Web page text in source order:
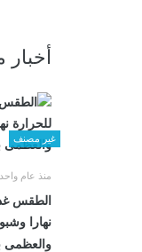
أخبار
غير مصنف
منذ عام واحد
الطقس
نهارا
والعظمى